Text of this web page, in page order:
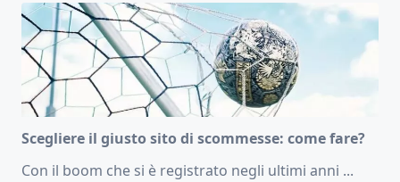
Scegliere il giusto sito di scommesse: come fare?
Con il boom che si è registrato negli ultimi anni ...